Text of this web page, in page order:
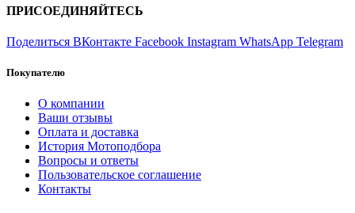
ПРИСОЕДИНЯЙТЕСЬ
Поделиться ВКонтакте Facebook Instagram WhatsApp Telegram
Покупателю
О компании
Ваши отзывы
Оплата и доставка
История Мотоподбора
Вопросы и ответы
Пользовательское соглашение
Контакты